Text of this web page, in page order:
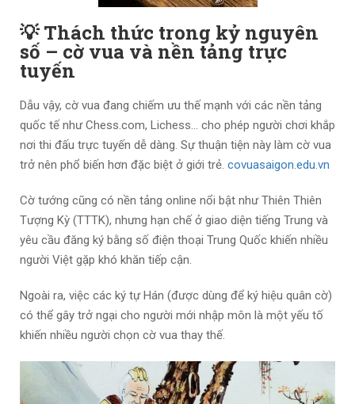
💡 Thách thức trong kỷ nguyên
số – cờ vua và nền tảng trực
tuyến
Dẫu vậy, cờ vua đang chiếm ưu thế mạnh với các nền tảng
quốc tế như Chess.com, Lichess… cho phép người chơi khắp
nơi thi đấu trực tuyến dễ dàng. Sự thuận tiện này làm cờ vua
trở nên phổ biến hơn đặc biệt ở giới trẻ. covuasaigon.edu.vn
Cờ tướng cũng có nền tảng online nổi bật như Thiên Thiên
Tượng Kỳ (TTTK), nhưng hạn chế ở giao diện tiếng Trung và
yêu cầu đăng ký bằng số điện thoại Trung Quốc khiến nhiều
người Việt gặp khó khăn tiếp cận.
Ngoài ra, việc các ký tự Hán (được dùng để ký hiệu quân cờ)
có thể gây trở ngại cho người mới nhập môn là một yếu tố
khiến nhiều người chọn cờ vua thay thế.